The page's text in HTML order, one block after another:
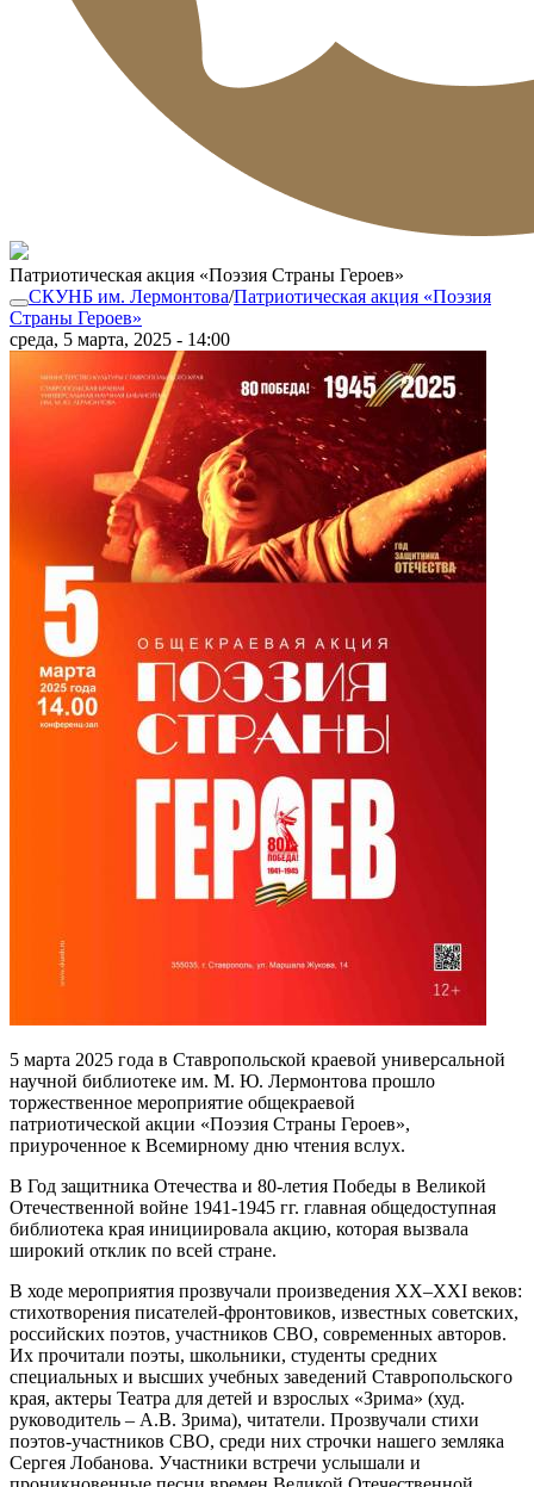
Патриотическая акция «Поэзия Страны Героев»
СКУНБ им. Лермонтова/Патриотическая акция «Поэзия
Страны Героев»
среда, 5 марта, 2025 - 14:00
5 марта 2025 года в Ставропольской краевой универсальной
научной библиотеке им. М. Ю. Лермонтова прошло
торжественное мероприятие общекраевой
патриотической акции «Поэзия Страны Героев»,
приуроченное к Всемирному дню чтения вслух.
В Год защитника Отечества и 80-летия Победы в Великой
Отечественной войне 1941-1945 гг. главная общедоступная
библиотека края инициировала акцию, которая вызвала
широкий отклик по всей стране.
В ходе мероприятия прозвучали произведения XX–XXI веков:
стихотворения писателей-фронтовиков, известных советских,
российских поэтов, участников СВО, современных авторов.
Их прочитали поэты, школьники, студенты средних
специальных и высших учебных заведений Ставропольского
края, актеры Театра для детей и взрослых «Зрима» (худ.
руководитель – А.В. Зрима), читатели. Прозвучали стихи
поэтов-участников СВО, среди них строчки нашего земляка
Сергея Лобанова. Участники встречи услышали и